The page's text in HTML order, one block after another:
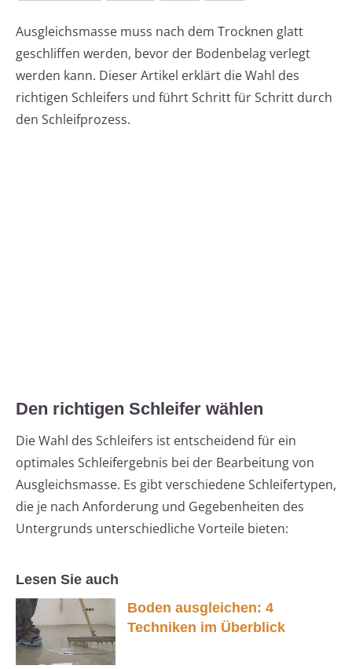
Ausgleichsmasse muss nach dem Trocknen glatt
geschliffen werden, bevor der Bodenbelag verlegt
werden kann. Dieser Artikel erklärt die Wahl des
richtigen Schleifers und führt Schritt für Schritt durch
den Schleifprozess.
Den richtigen Schleifer wählen
Die Wahl des Schleifers ist entscheidend für ein
optimales Schleifergebnis bei der Bearbeitung von
Ausgleichsmasse. Es gibt verschiedene Schleifertypen,
die je nach Anforderung und Gegebenheiten des
Untergrunds unterschiedliche Vorteile bieten:
Lesen Sie auch
Boden ausgleichen: 4
Techniken im Überblick